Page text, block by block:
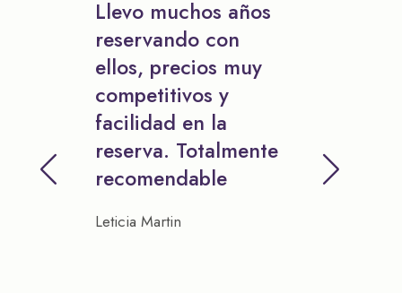
Llevo muchos años
reservando con
ellos, precios muy
competitivos y
facilidad en la
reserva. Totalmente
recomendable
Leticia Martin